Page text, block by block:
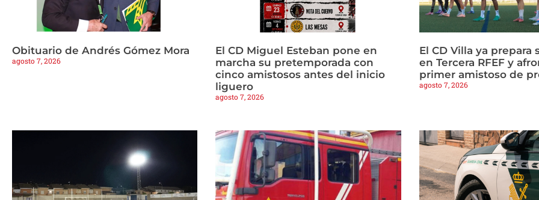
Obituario de Andrés Gómez Mora
agosto 7, 2026
El CD Miguel Esteban pone en
marcha su pretemporada con
cinco amistosos antes del inicio
liguero
agosto 7, 2026
El CD Villa ya prepara
en Tercera RFEF y
primer amistoso de
agosto 7, 2026